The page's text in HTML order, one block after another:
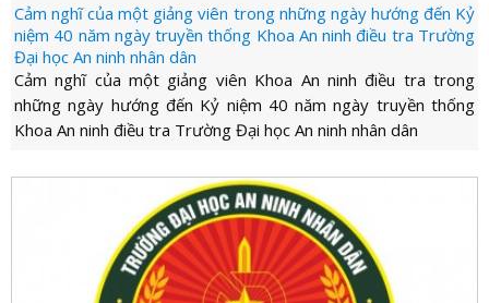
Cảm nghĩ của một giảng viên trong những ngày hướng đến Kỷ
niệm 40 năm ngày truyền thống Khoa An ninh điều tra Trường
Đại học An ninh nhân dân
Cảm nghĩ của một giảng viên Khoa An ninh điều tra trong
những ngày hướng đến Kỷ niệm 40 năm ngày truyền thống
Khoa An ninh điều tra Trường Đại học An ninh nhân dân